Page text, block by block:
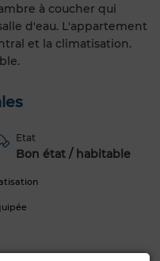
à coucher qui
d'eau. L'appartement
et la climatisation.
Etat
Bon état / habitable